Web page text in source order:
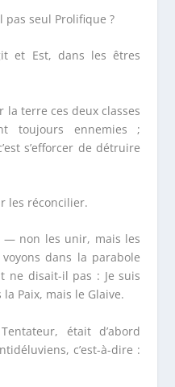
pas seul Prolifique ?
et Est, dans les êtres
terre ces deux classes
toujours ennemies ;
s’efforcer de détruire
les réconcilier.
— non les unir, mais les
dans la parabole
ne disait-il pas : Je suis
Paix, mais le Glaive.
était d’abord
c’est-à-dire :